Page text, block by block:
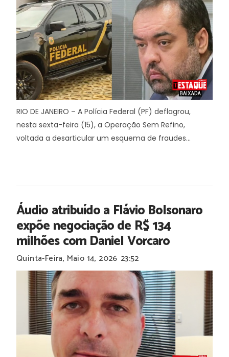
RIO DE JANEIRO – A Polícia Federal (PF) deflagrou,
nesta sexta-feira (15), a Operação Sem Refino,
voltada a desarticular um esquema de fraudes...
Áudio atribuído a Flávio Bolsonaro
expõe negociação de R$ 134
milhões com Daniel Vorcaro
Quinta-Feira, Maio 14, 2026 23:52